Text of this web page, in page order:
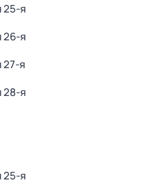
25-я
26-я
27-я
28-я
25-я